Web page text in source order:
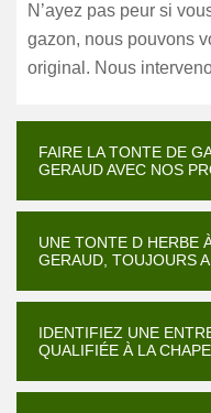
N’ayez pas peur si
gazon, nous pouvons
original. Nous
FAIRE LA TONTE DE
GERAUD AVEC NOS
UNE TONTE D HERBE
GERAUD, TOUJOURS
IDENTIFIEZ UNE
QUALIFIÉE À LA